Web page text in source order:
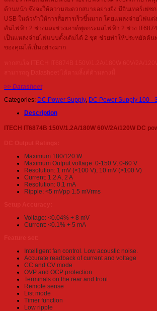
ด้านหน้า ซึ่งจะให้ความสะดวกสบายอย่างยิ่ง มีอินเทอร์เฟซ
USB ในตัวทำให้การสื่อสารเร็วขึ้นมาก โดยแหล่งจ่ายไฟแ
ดันไฟฟ้า 2 ช่วงและช่วงเอาต์พุตกระแสไฟฟ้า 2 ช่วง
เป็นแหล่งจ่ายไฟแบบดั้งเดิมได้ 2 ชุด ช่วยทำให้ประหยัดต้
ของคุณได้เป็นอย่างมาก
>> Datasheet
Categories: DC Power Supply, DC Power Supply 100 -
Description
ITECH IT6874B 150V/1.2A/180W 60V/2A/120W DC
Maximum 180/120 W
Maximum Output voltage: 0-150 V, 0-60 V
Resolution: 1 mV (<100 V), 10 mV (>100 V)
Current: 1.2 A, 2 A
Resolution: 0.1 mA
Ripple: <5 mVpp 1.5 mVrms
Voltage: <0.04% + 8 mV
Current: <0.1% + 5 mA
Intelligent fan control. Low acoustic noise.
Accurate readback of current and voltage
CC and CV mode
OVP and OCP protection
Terminals on the rear and front.
Remote sense
List mode
Timer function
Low ripple